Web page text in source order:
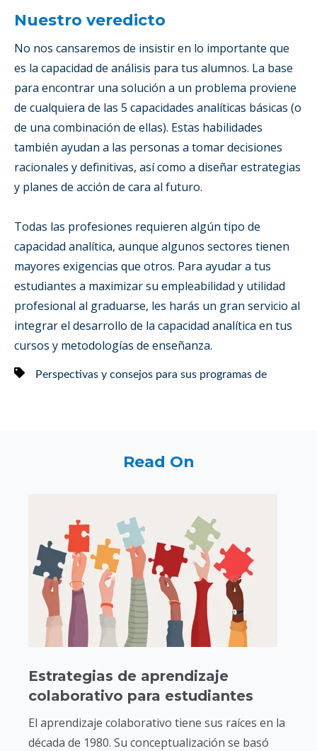
Nuestro veredicto
No nos cansaremos de insistir en lo importante que
es la capacidad de análisis para tus alumnos. La base
para encontrar una solución a un problema proviene
de cualquiera de las 5 capacidades analíticas básicas (o
de una combinación de ellas). Estas habilidades
también ayudan a las personas a tomar decisiones
racionales y definitivas, así como a diseñar estrategias
y planes de acción de cara al futuro.
Todas las profesiones requieren algún tipo de
capacidad analítica, aunque algunos sectores tienen
mayores exigencias que otros. Para ayudar a tus
estudiantes a maximizar su empleabilidad y utilidad
profesional al graduarse, les harás un gran servicio al
integrar el desarrollo de la capacidad analítica en tus
cursos y metodologías de enseñanza.
Perspectivas y consejos para sus programas de
Read On
Estrategias de aprendizaje
colaborativo para estudiantes
El aprendizaje colaborativo tiene sus raíces en la
década de 1980. Su conceptualización se basó